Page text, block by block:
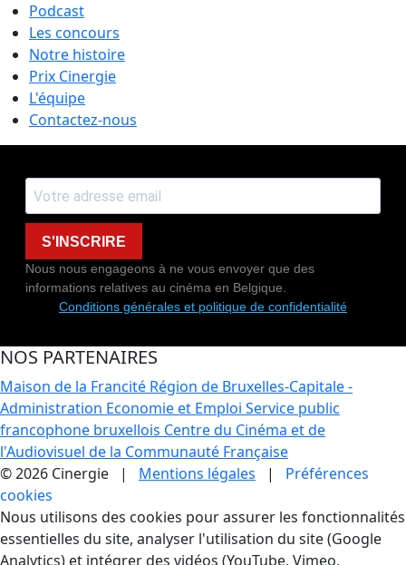
Podcast
Les concours
Notre histoire
Prix Cinergie
L'équipe
Contactez-nous
S'INSCRIRE
Nous nous engageons à ne vous envoyer que des
informations relatives au cinéma en Belgique.
Conditions générales et politique de confidentialité
NOS PARTENAIRES
Maison de la Francité Région de Bruxelles-Capitale -
Administration Economie et Emploi Service public
francophone bruxellois Centre du Cinéma et de
l'Audiovisuel de la Communauté Française
© 2026 Cinergie | Mentions légales | Préférences
cookies
Gestion des Cookies
Nous utilisons des cookies pour assurer les fonctionnalités
essentielles du site, analyser l'utilisation du site (Google
Analytics) et intégrer des vidéos (YouTube, Vimeo,